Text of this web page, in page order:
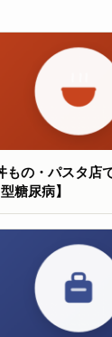
もの・パスタ店
糖尿病】